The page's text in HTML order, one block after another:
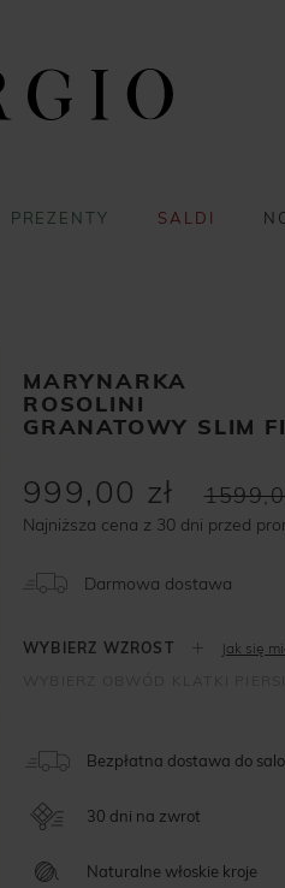
PREZENTY SALDI
MARYNARKA
ROSOLINI
GRANATOWY SLIM
999,00 zł
Najniższa cena z 30 dni przed
Darmowa dostawa
Jak się
Bezpłatna dostawa do
30 dni na zwrot
Naturalne włoskie kroje